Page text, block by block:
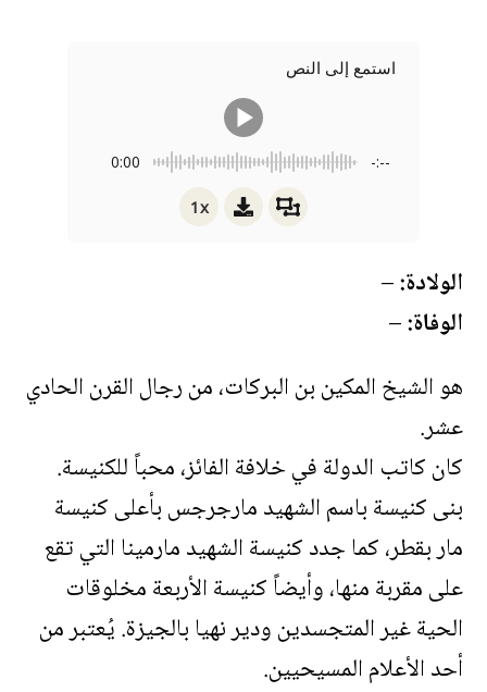
استمع إلى النص
0:00 -:--
1x
الولادة:–
الوفاة:–
هو الشيخ المكين بن البركات، من رجال القرن الحادي
عشر.
كان كاتب الدولة في خلافة الفائز، محباً للكنيسة.
بنى كنيسة باسم الشهيد مارجرجس بأعلى كنيسة
مار بقطر، كما جدد كنيسة الشهيد مارمينا التي تقع
على مقربة منها، وأيضاً كنيسة الأربعة مخلوقات
الحية غير المتجسدين ودير نهيا بالجيزة. يُعتبر من
أحد الأعلام المسيحيين.